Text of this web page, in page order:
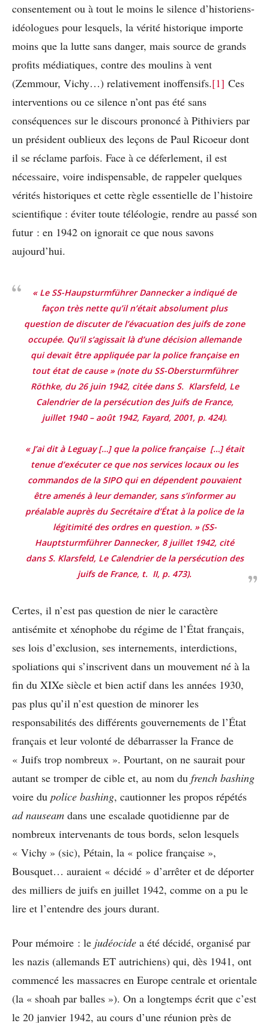
consentement ou à tout le moins le silence d’historiens-
idéologues pour lesquels, la vérité historique importe
moins que la lutte sans danger, mais source de grands
profits médiatiques, contre des moulins à vent
(Zemmour, Vichy…) relativement inoffensifs.[1] Ces
interventions ou ce silence n’ont pas été sans
conséquences sur le discours prononcé à Pithiviers par
un président oublieux des leçons de Paul Ricoeur dont
il se réclame parfois. Face à ce déferlement, il est
nécessaire, voire indispensable, de rappeler quelques
vérités historiques et cette règle essentielle de l’histoire
scientifique : éviter toute téléologie, rendre au passé son
futur : en 1942 on ignorait ce que nous savons
aujourd’hui.
« Le SS-Haupsturmführer Dannecker a indiqué de
façon très nette qu’il n’était absolument plus
question de discuter de l’évacuation des juifs de zone
occupée. Qu’il s’agissait là d’une décision allemande
qui devait être appliquée par la police française en
tout état de cause »(note du SS-Obersturmführer
Röthke, du 26 juin 1942, citée dans S. Klarsfeld, Le
Calendrier de la persécution des Juifs de France,
juillet 1940 – août 1942, Fayard, 2001, p. 424).
« J’ai dit à Leguay […] que la police française […] était
tenue d’exécuter ce que nos services locaux ou les
commandos de la SIPO qui en dépendent pouvaient
être amenés à leur demander, sans s’informer au
préalable auprès du Secrétaire d’État à la police de la
légitimité des ordres en question. »(SS-
Hauptsturmführer Dannecker, 8 juillet 1942, cité
dans S. Klarsfeld, Le Calendrier de la persécution des
juifs de France, t. II, p. 473).
Certes, il n’est pas question de nier le caractère
antisémite et xénophobe du régime de l’État français,
ses lois d’exclusion, ses internements, interdictions,
spoliations qui s’inscrivent dans un mouvement né à la
fin du XIXe siècle et bien actif dans les années 1930,
pas plus qu’il n’est question de minorer les
responsabilités des différents gouvernements de l’État
français et leur volonté de débarrasser la France de
« Juifs trop nombreux ». Pourtant, on ne saurait pour
autant se tromper de cible et, au nom du french bashing
voire du police bashing, cautionner les propos répétés
ad nauseam dans une escalade quotidienne par de
nombreux intervenants de tous bords, selon lesquels
« Vichy » (sic), Pétain, la « police française »,
Bousquet… auraient « décidé » d’arrêter et de déporter
des milliers de juifs en juillet 1942, comme on a pu le
lire et l’entendre des jours durant.
Pour mémoire : le judéocide a été décidé, organisé par
les nazis (allemands ET autrichiens) qui, dès 1941, ont
commencé les massacres en Europe centrale et orientale
(la « shoah par balles »). On a longtemps écrit que c’est
le 20 janvier 1942, au cours d’une réunion près de